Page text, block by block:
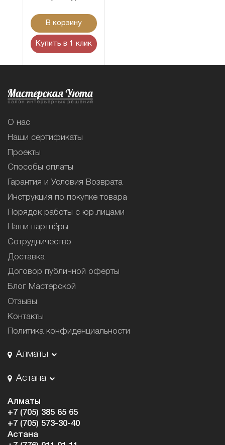
В корзину
Купить в 1 клик
О нас
Наши сертификаты
Проекты
Способы оплаты
Гарантия и Условия Возврата
Инструкция по покупке товара
Порядок работы с юр.лицами
Наши партнёры
Сотрудничество
Доставка
Договор публичной оферты
Блог Мастерской
Отзывы
Контакты
Политика конфиденциальности
Алматы
Астана
Алматы
+7 (705) 385 65 65
+7 (705) 573-30-40
Астана